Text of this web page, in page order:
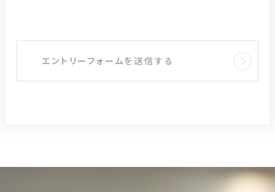
エントリーフォームを送信する